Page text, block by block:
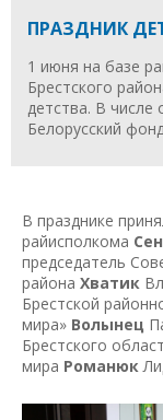
ПРАЗДНИК
1 июня на базе
Брестского
детства. В числе
Белорусский
В празднике
райисполкома
председатель
района Хватик
Брестской
мира» Волынец
Брестского
мира Романюк